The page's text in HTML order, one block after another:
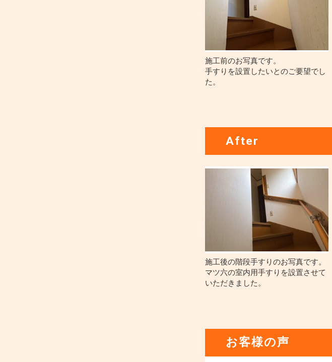
施工前のお写真です。
手すりを設置したいとのご要望でし
た。
After
施工後の階段手すりのお写真です。
マツ六の室内用手すりを設置させて
いただきました。
お客様の声